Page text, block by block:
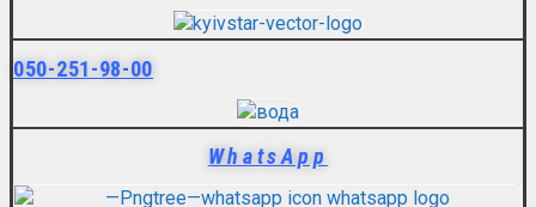
050-251-98-00
WhatsApp